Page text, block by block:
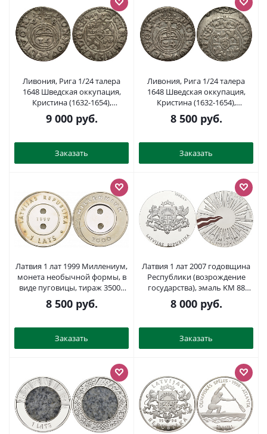
Ливония, Рига 1/24 талера
1648 Шведская оккупация,
Кристина (1632-1654),
минтмарк собака, вес 0,71 гр.
KM 3, S.B. 2 a серебро 1516-622
9 000руб.
Заказать
Ливония, Рига 1/24 талера
1648 Шведская оккупация,
Кристина (1632-1654),
минтмарк собака, вес 1,01 гр.
KM 3 серебро 1516-615
8 500руб.
Заказать
Латвия 1 лат 1999 Миллениум,
монета необычной формы, в
виде пуговицы, тираж 35000
экз. KM 39 серебро PROOF
1085-10-11
8 500руб.
Заказать
Латвия 1 лат 2007 годовщина
Республики (возрождение
государства), эмаль KM 88
серебро PROOF 1071-5-54
8 000руб.
Заказать